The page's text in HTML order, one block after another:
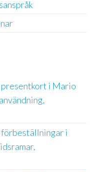
presentkort i Mario
i